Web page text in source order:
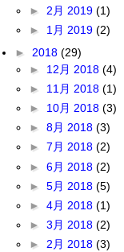
► 2月 2019 (1)
► 1月 2019 (2)
► 2018 (29)
► 12月 2018 (4)
► 11月 2018 (1)
► 10月 2018 (3)
► 8月 2018 (3)
► 7月 2018 (2)
► 6月 2018 (2)
► 5月 2018 (5)
► 4月 2018 (1)
► 3月 2018 (2)
► 2月 2018 (3)